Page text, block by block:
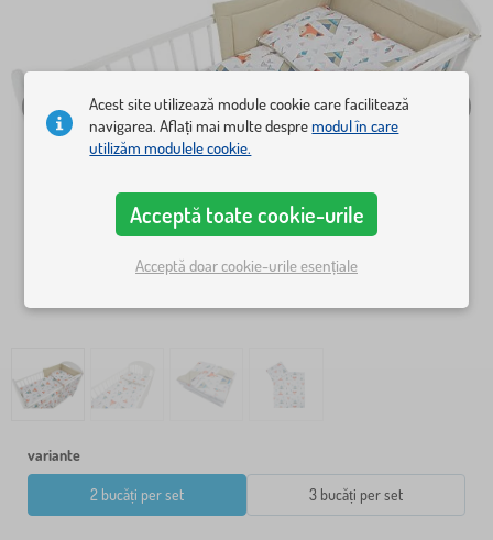
variante
2 bucăți per set 3 bucăți per set
Acest site utilizează module cookie care facilitează
navigarea. Aflați mai multe despremodul în care
utilizăm modulele cookie.
Acceptă toate cookie-urile
Acceptă doar cookie-urile esențiale